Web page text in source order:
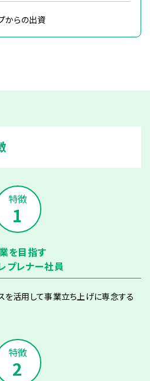
からの出資
1
を目指す
プレナー社員
を活用して事業立ち上げに専念する
2